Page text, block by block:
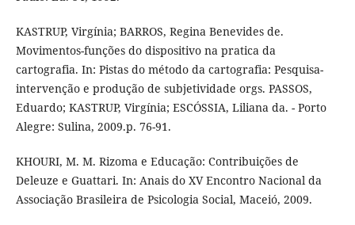
KASTRUP, Virgínia; BARROS, Regina Benevides de.
Movimentos-funções do dispositivo na pratica da
cartografia. In: Pistas do método da cartografia: Pesquisa-
intervenção e produção de subjetividade orgs. PASSOS,
Eduardo; KASTRUP, Virgínia; ESCÓSSIA, Liliana da. - Porto
Alegre: Sulina, 2009.p. 76-91.
KHOURI, M. M. Rizoma e Educação: Contribuições de
Deleuze e Guattari. In: Anais do XV Encontro Nacional da
Associação Brasileira de Psicologia Social, Maceió, 2009.